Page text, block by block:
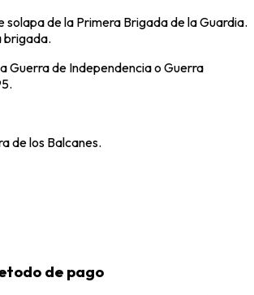
solapa de la Primera Brigada de la Guardia.
brigada.
Guerra de Independencia o Guerra
de los Balcanes.
de pago